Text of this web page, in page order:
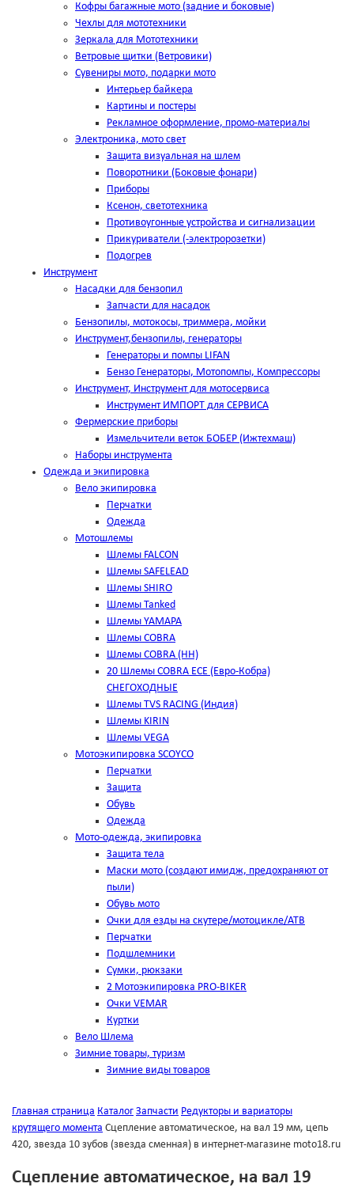
Кофры багажные мото (задние и боковые)
Чехлы для мототехники
Зеркала для Мототехники
Ветровые щитки (Ветровики)
Сувениры мото, подарки мото
Интерьер байкера
Картины и постеры
Рекламное оформление, промо-материалы
Электроника, мото свет
Защита визуальная на шлем
Поворотники (Боковые фонари)
Приборы
Ксенон, светотехника
Противоугонные устройства и сигнализации
Прикуриватели (-электророзетки)
Подогрев
Инструмент
Насадки для бензопил
Запчасти для насадок
Бензопилы, мотокосы, триммера, мойки
Инструмент,бензопилы, генераторы
Генераторы и помпы LIFAN
Бензо Генераторы, Мотопомпы, Компрессоры
Инструмент, Инструмент для мотосервиса
Инструмент ИМПОРТ для СЕРВИСА
Фермерские приборы
Измельчители веток БОБЕР (Ижтехмаш)
Наборы инструмента
Одежда и экипировка
Вело экипировка
Перчатки
Одежда
Мотошлемы
Шлемы FALCON
Шлемы SAFELEAD
Шлемы SHIRO
Шлемы Tanked
Шлемы YAMAPA
Шлемы COBRA
Шлемы COBRA (HH)
20 Шлемы COBRA ECE (Евро-Кобра)
СНЕГОХОДНЫЕ
Шлемы TVS RACING (Индия)
Шлемы KIRIN
Шлемы VEGA
Мотоэкипировка SCOYCO
Перчатки
Защита
Обувь
Одежда
Мото-одежда, экипировка
Защита тела
Маски мото (создают имидж, предохраняют от
пыли)
Обувь мото
Очки для езды на скутере/мотоцикле/АТВ
Перчатки
Подшлемники
Сумки, рюкзаки
2 Мотоэкипировка PRO-BIKER
Очки VEMAR
Куртки
Вело Шлема
Зимние товары, туризм
Зимние виды товаров
Главная страница Каталог Запчасти Редукторы и вариаторы
крутящего момента Сцепление автоматическое, на вал 19 мм, цепь
420, звезда 10 зубов (звезда сменная) в интернет-магазине moto18.ru
Сцепление автоматическое, на вал 19